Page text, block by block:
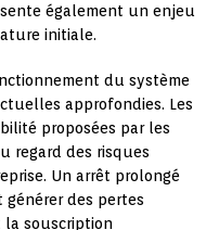
également un enjeu
initiale.
du système
approfondies. Les
proposées par les
regard des risques
Un arrêt prolongé
des pertes
la souscription